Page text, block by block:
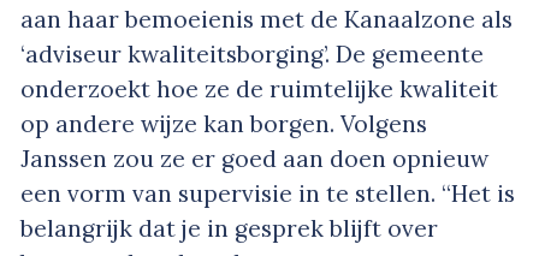
aan haar bemoeienis met de Kanaalzone als
‘adviseur kwaliteitsborging’. De gemeente
onderzoekt hoe ze de ruimtelijke kwaliteit
op andere wijze kan borgen. Volgens
Janssen zou ze er goed aan doen opnieuw
een vorm van supervisie in te stellen. “Het is
belangrijk dat je in gesprek blijft over